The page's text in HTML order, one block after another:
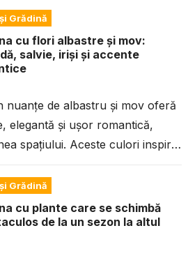
Grădină
cu flori albastre și mov:
salvie, iriși și accente
nuanțe de albastru și mov oferă
elegantă și ușor romantică,
spațiului. Aceste culori inspiră
Grădină
cu plante care se schimbă
de la un sezon la altul